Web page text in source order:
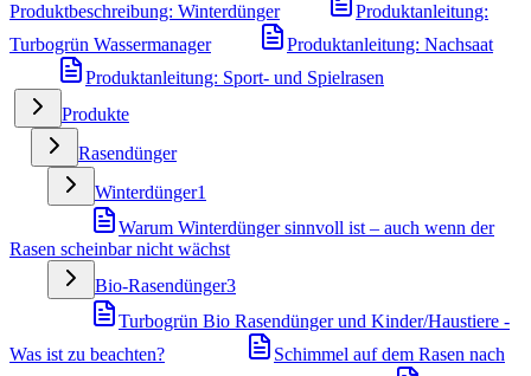
Produktbeschreibung: Winterdünger
Produktanleitung:
Turbogrün Wassermanager
Produktanleitung: Nachsaat
Produktanleitung: Sport- und Spielrasen
Produkte
Rasendünger
Winterdünger1
Warum Winterdünger sinnvoll ist – auch wenn der
Rasen scheinbar nicht wächst
Bio-Rasendünger3
Turbogrün Bio Rasendünger und Kinder/Haustiere -
Was ist zu beachten?
Schimmel auf dem Rasen nach